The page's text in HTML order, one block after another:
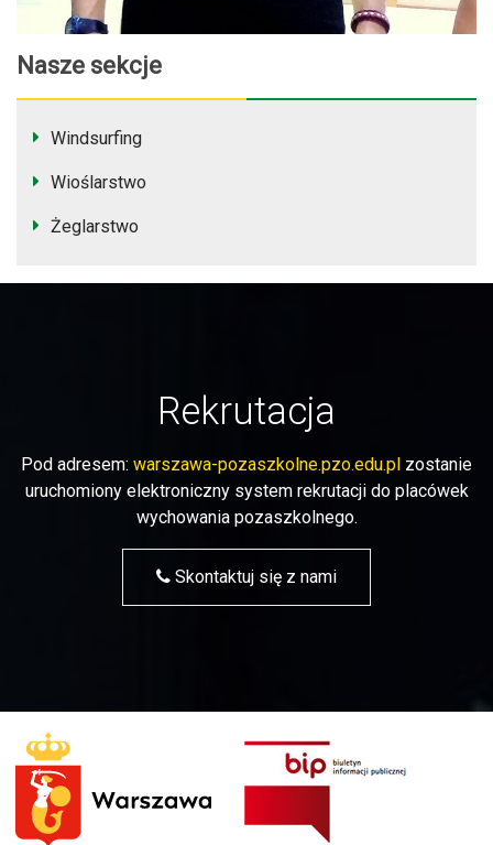
Nasze sekcje
Windsurfing
Wioślarstwo
Żeglarstwo
Rekrutacja
Pod adresem: warszawa-pozaszkolne.pzo.edu.pl zostanie
uruchomiony elektroniczny system rekrutacji do placówek
wychowania pozaszkolnego.
Skontaktuj się z nami